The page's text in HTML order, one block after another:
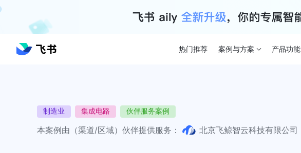
热门推荐 案例与方案 产品功能
制造业 集成电路 伙伴服务案例
本案例由（渠道/区域）伙伴提供服务： 北京飞鲸智云科技有限公司